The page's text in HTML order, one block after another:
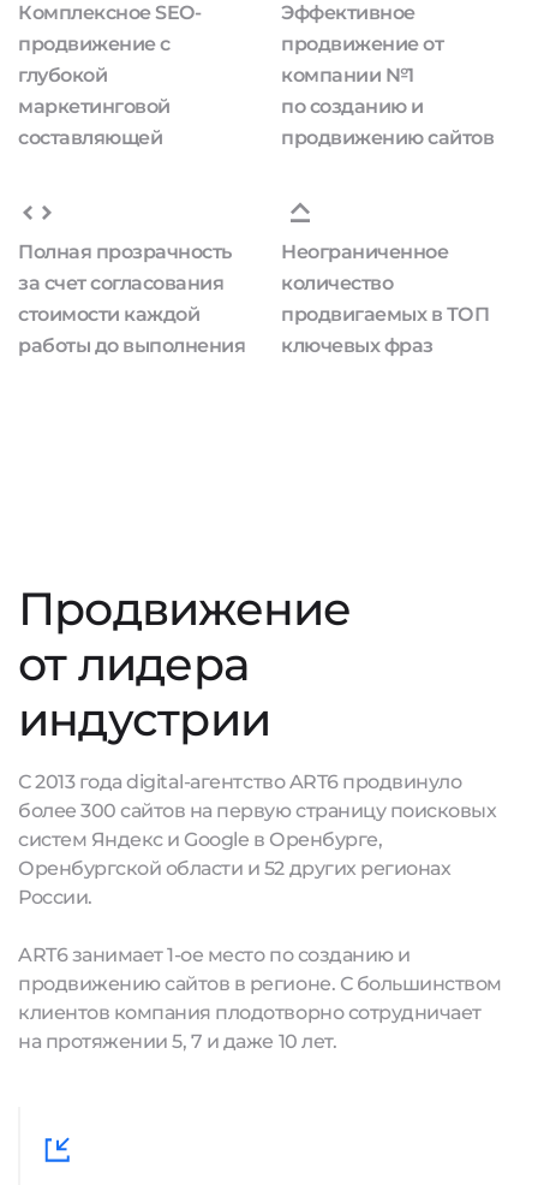
Комплексное SEO-
продвижение с
глубокой
маркетинговой
составляющей
Эффективное
продвижение от
компании №1
по созданию и
продвижению сайтов
Полная прозрачность
за счет согласования
стоимости каждой
работы до выполнения
Неограниченное
количество
продвигаемых в ТОП
ключевых фраз
Продвижение
от лидера
индустрии
С 2013 года digital-агентство ART6 продвинуло
более 300 сайтов на первую страницу поисковых
систем Яндекс и Google в Оренбурге,
Оренбургской области и 52 других регионах
России.
ART6 занимает 1-ое место по созданию и
продвижению сайтов в регионе. С большинством
клиентов компания плодотворно сотрудничает
на протяжении 5, 7 и даже 10 лет.